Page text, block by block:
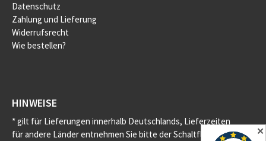
Datenschutz
Zahlung und Lieferung
Widerrufsrecht
Wie bestellen?
HINWEISE
* gilt für Lieferungen innerhalb Deutschlands, Lieferzeiten
für andere Länder entnehmen Sie bitte der Schaltfläche
✕